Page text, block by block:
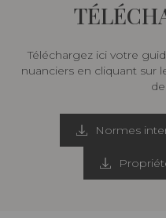
Téléchargez ici votre
nuanciers en cliquant sur
Normes